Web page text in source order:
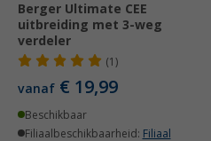
Berger Ultimate CEE
uitbreiding met 3-weg
verdeler
(1)
vanaf € 19,99
Beschikbaar
Filiaalbeschikbaarheid: Filiaal